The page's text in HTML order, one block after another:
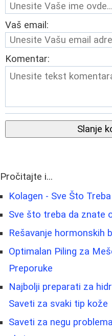
Vaš email:
Komentar:
Slanje
Pročitajte i...
Kolagen - Sve Što
Sve što treba da znate
Rešavanje hormonskih
Optimalan Piling za
Preporuke
Najbolji preparati za
Saveti za svaki tip kože
Saveti za negu